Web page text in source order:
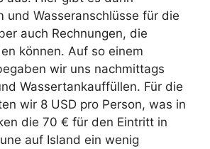
und Wasseranschlüsse für die
auch Rechnungen, die
können. Auf so einem
wir uns nachmittags
Wassertankauffüllen. Für die
wir 8 USD pro Person, was in
die 70 € für den Eintritt in
auf Island ein wenig